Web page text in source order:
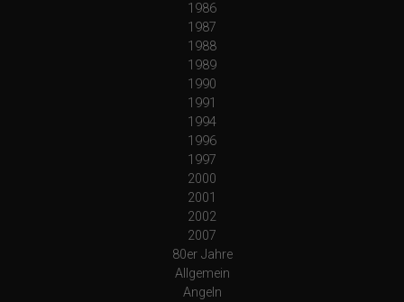
1986
1987
1988
1989
1990
1991
1994
1996
1997
2000
2001
2002
2007
80er Jahre
Allgemein
Angeln